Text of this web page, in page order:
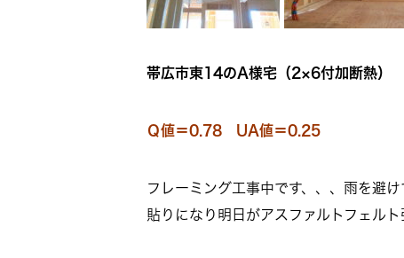
帯広市東14のA様宅（2×6付加断熱）
Ｑ値＝0.78 UA値＝0.25
フレーミング工事中です、、、雨を避
貼りになり明日がアスファルトフェルト